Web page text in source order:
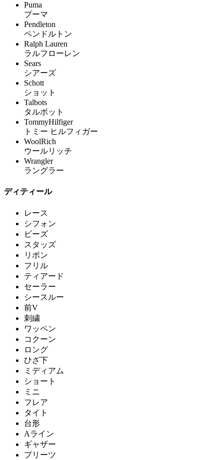
Puma
プーマ
Pendleton
ペンドルトン
Ralph Lauren
ラルフローレン
Sears
シアーズ
Schott
ショット
Talbots
タルボット
TommyHilfiger
トミー ヒルフィガー
WoolRich
ウールリッチ
Wrangler
ラングラー
ディティール
レース
シフォン
ビーズ
スタッズ
リボン
フリル
ティアード
セーラー
シースルー
前V
刺繍
ワッペン
コクーン
ロング
ひざ下
ミディアム
ショート
ミニ
フレア
タイト
台形
Aライン
ギャザー
プリーツ